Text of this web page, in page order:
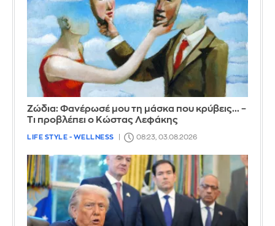
Ζώδια: Φανέρωσέ μου τη μάσκα που κρύβεις... –
Τι προβλέπει ο Κώστας Λεφάκης
LIFE STYLE - WELLNESS 08:23, 03.08.2026